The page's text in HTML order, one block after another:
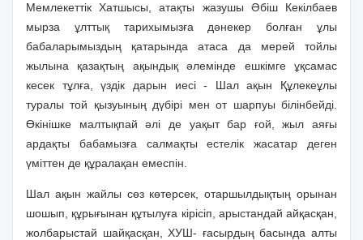
Мемлекеттiк Хатшысы, атақты жазушы Әбiш Кекiлбаев
мырза ұлттық тарихымызға дәнекер болған ұлы
бабаларымыздың қатарында атаса да мерей тойлы
жылына қазақтың ақындық әлемiнде ешкiмге ұқсамас
кесек тұлға, үздiк дарын иесi - Шал ақын Құлекеұлы
туралы той қызуының дүбiрi мен от шарпуы бiлiнбейдi.
Өкiнiшке малтықпай әлi де уақыт бар ғой, жыл аяғы
ардақты бабамызға салмақты естелiк жасатар деген
үмiттен де құралақан емеспiн.
Шал ақын жайлы сөз көтерсек, отаршылдықтың орынан
шошып, құрығынан құтылуға кiрiсiп, арыстандай айқасқан,
жолбарыстай шайқасқан, ХУШ- ғасырдың басында алты